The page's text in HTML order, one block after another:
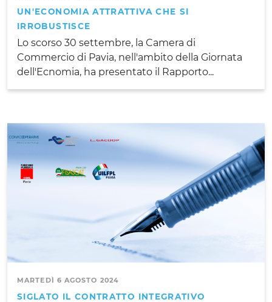
UN'ECONOMIA ATTRATTIVA CHE SI
IRROBUSTISCE
Lo scorso 30 settembre, la Camera di
Commercio di Pavia, nell'ambito della Giornata
dell'Ecnomia, ha presentato il Rapporto...
MARTEDÌ 6 AGOSTO 2024
SIGLATO IL CONTRATTO INTEGRATIVO